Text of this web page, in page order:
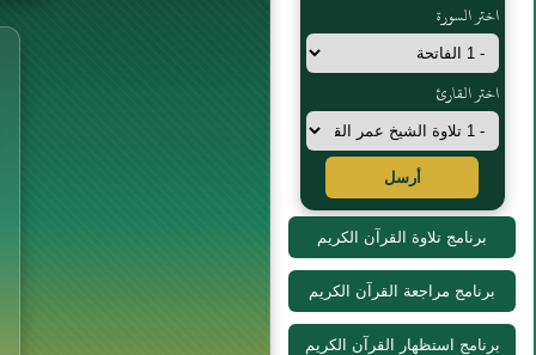
اختر السورة
اختر القارئ
أرسل
برنامج تلاوة القرآن الكريم
برنامج مراجعة القرآن الكريم
برنامج استظهار القرآن الكريم